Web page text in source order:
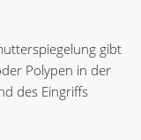
gibt
Polypen in der
des Eingriffs